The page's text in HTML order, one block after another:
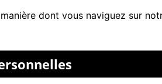
dont vous naviguez sur